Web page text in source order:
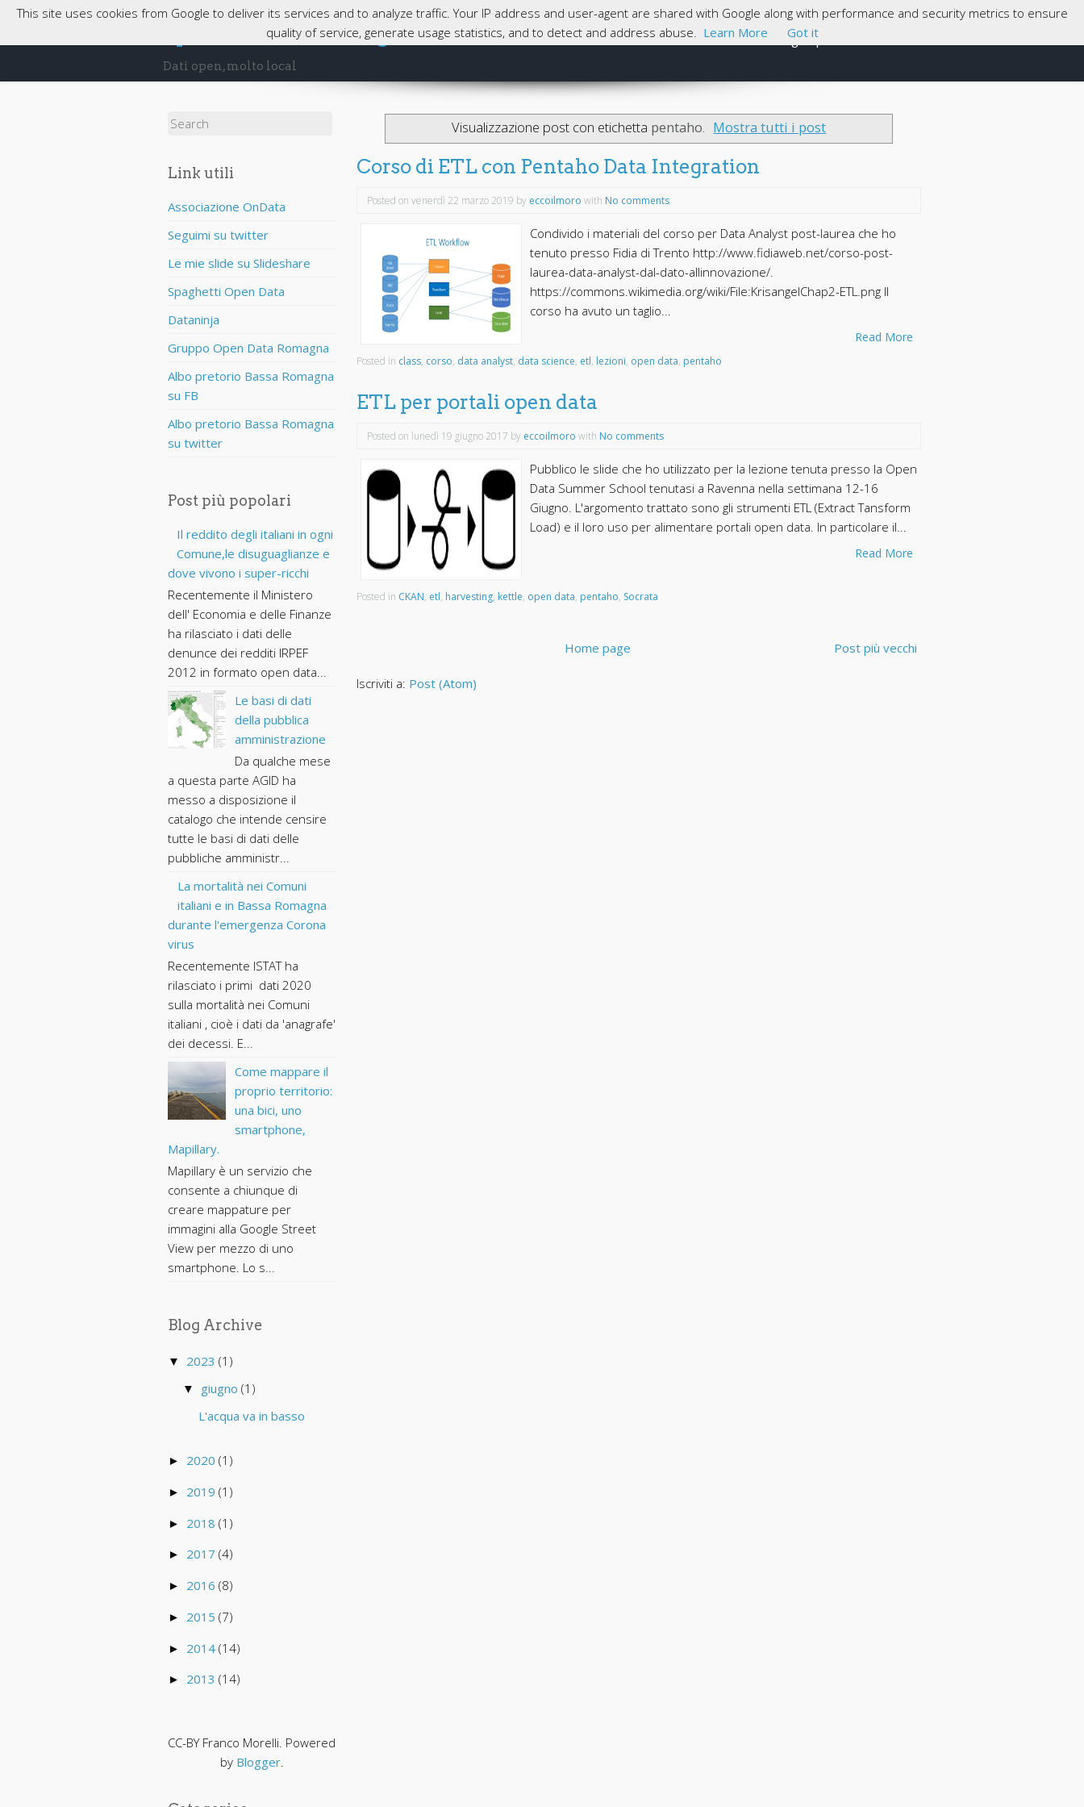
opendatabassaromagna
Dati open, molto local
Skip to content Home Cosa sono gli Open Data
Search for:
Link utili
Associazione OnData
Seguimi su twitter
Le mie slide su Slideshare
Spaghetti Open Data
Dataninja
Gruppo Open Data Romagna
Albo pretorio Bassa Romagna
su FB
Albo pretorio Bassa Romagna
su twitter
Post più popolari
Il reddito degli italiani in ogni
Comune,le disuguaglianze e
dove vivono i super-ricchi
Recentemente il Ministero
dell' Economia e delle Finanze
ha rilasciato i dati delle
denunce dei redditi IRPEF
2012 in formato open data...
Le basi di dati
della pubblica
amministrazione
Da qualche mese
a questa parte AGID ha
messo a disposizione il
catalogo che intende censire
tutte le basi di dati delle
pubbliche amministr...
La mortalità nei Comuni
italiani e in Bassa Romagna
durante l'emergenza Corona
virus
Recentemente ISTAT ha
rilasciato i primi dati 2020
sulla mortalità nei Comuni
italiani , cioè i dati da 'anagrafe'
dei decessi. E...
Come mappare il
proprio territorio:
una bici, uno
smartphone,
Mapillary.
Mapillary è un servizio che
consente a chiunque di
creare mappature per
immagini alla Google Street
View per mezzo di uno
smartphone. Lo s...
Blog Archive
▼ 2023 (1)
▼ giugno (1)
L'acqua va in basso
► 2020 (1)
► 2019 (1)
► 2018 (1)
► 2017 (4)
► 2016 (8)
► 2015 (7)
► 2014 (14)
► 2013 (14)
CC-BY Franco Morelli. Powered
by Blogger.
Visualizzazione post con etichetta pentaho. Mostra tutti i post
Corso di ETL con Pentaho Data Integration
Posted on venerdì 22 marzo 2019 by eccoilmoro with No comments
Condivido i materiali del corso per Data Analyst post-laurea che ho
tenuto presso Fidia di Trento http://www.fidiaweb.net/corso-post-
laurea-data-analyst-dal-dato-allinnovazione/.
https://commons.wikimedia.org/wiki/File:KrisangelChap2-ETL.png Il
corso ha avuto un taglio...
Read More
Posted in class, corso, data analyst, data science, etl, lezioni, open data, pentaho
ETL per portali open data
Posted on lunedì 19 giugno 2017 by eccoilmoro with No comments
Pubblico le slide che ho utilizzato per la lezione tenuta presso la Open
Data Summer School tenutasi a Ravenna nella settimana 12-16
Giugno. L'argomento trattato sono gli strumenti ETL (Extract Tansform
Load) e il loro uso per alimentare portali open data. In particolare il...
Read More
Posted in CKAN, etl, harvesting, kettle, open data, pentaho, Socrata
Post più vecchi
Home page
Iscriviti a: Post (Atom)
This site uses cookies from Google to deliver its services and to analyze traffic. Your IP address and user-agent are shared with Google along with performance and security metrics to ensure
quality of service, generate usage statistics, and to detect and address abuse. Learn More Got it